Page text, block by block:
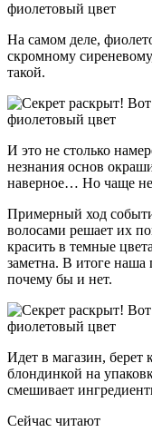
На самом деле,
скромному
такой.
И это не столько
незнания основ
наверное… Но чаще
Примерный ход
волосами решает их
красить в темные
заметна. В итоге наша
почему бы и нет.
Идет в магазин, берет
блондинкой на
смешивает
Сейчас читают